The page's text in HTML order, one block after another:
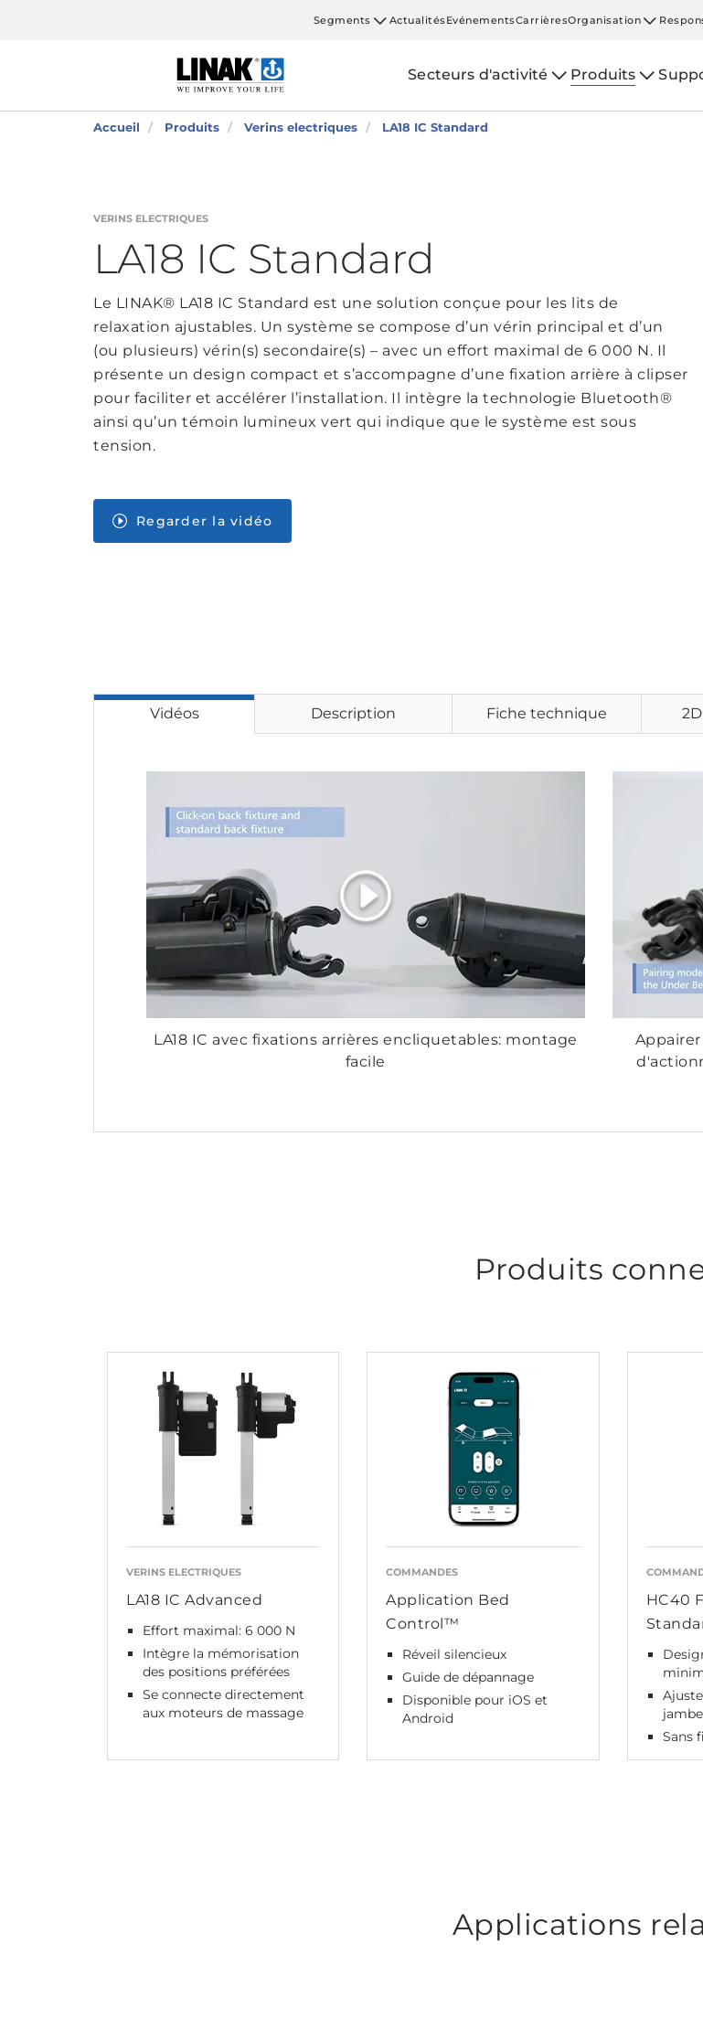
Segments ActualitésEvénementsCarrièresOrganisation
Secteurs d'activité Produits
Accueil Produits Verins electriques LA18 IC Standard
VERINS ELECTRIQUES
LA18 IC Standard
Le LINAK® LA18 IC Standard est une solution conçue pour les lits de
relaxation ajustables. Un système se compose d’un vérin principal et d’un
(ou plusieurs) vérin(s) secondaire(s) – avec un effort maximal de 6 000 N. Il
présente un design compact et s’accompagne d’une fixation arrière à clipser
pour faciliter et accélérer l’installation. Il intègre la technologie Bluetooth®
ainsi qu’un témoin lumineux vert qui indique que le système est sous
tension.
Regarder la vidéo
Vidéos Description Fiche technique
LA18 IC avec fixations arrières encliquetables: montage
facile
Produits
VERINS ELECTRIQUES
LA18 IC Advanced
Effort maximal: 6 000 N
Intègre la mémorisation
des positions préférées
Se connecte directement
aux moteurs de massage
COMMANDES
Application Bed
Control™
Réveil silencieux
Guide de dépannage
Disponible pour iOS et
Android
HC40
Sans
Applications